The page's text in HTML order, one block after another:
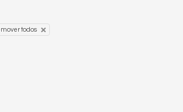
todos